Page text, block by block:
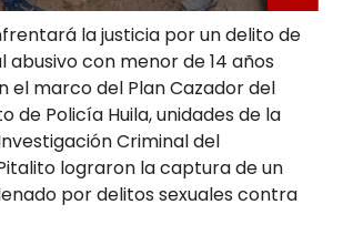
la justicia por un delito de
con menor de 14 años
marco del Plan Cazador del
de Policía Huila, unidades de la
Criminal del
lograron la captura de un
por delitos sexuales contra